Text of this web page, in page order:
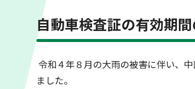
自動車検査証の有効期
令和４年８月の大雨の被害に伴い、
ました。